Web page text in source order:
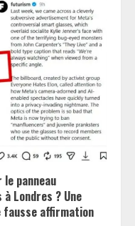
panneau
Londres ? Une
affirmation